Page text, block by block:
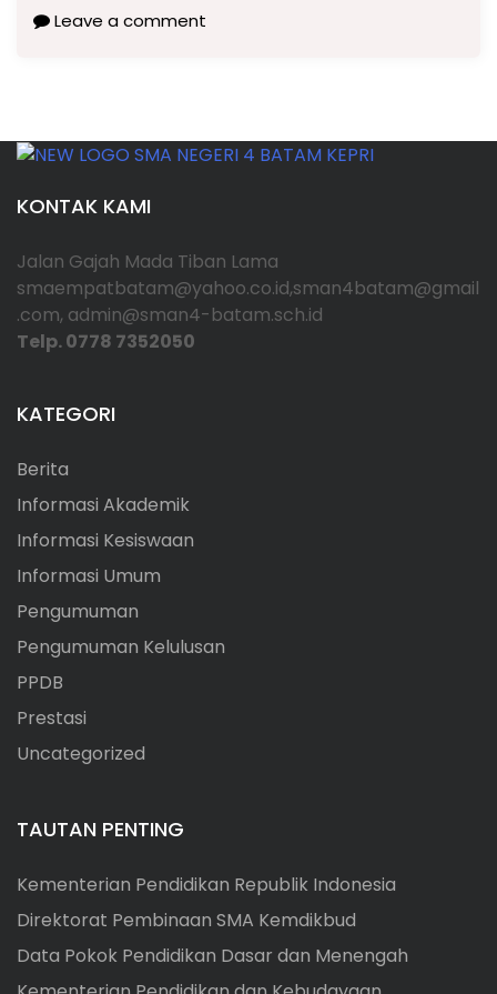
Leave a comment
KONTAK KAMI
Jalan Gajah Mada Tiban Lama
smaempatbatam@yahoo.co.id,sman4batam@gmail
.com, admin@sman4-batam.sch.id
Telp. 0778 7352050
KATEGORI
Berita
Informasi Akademik
Informasi Kesiswaan
Informasi Umum
Pengumuman
Pengumuman Kelulusan
PPDB
Prestasi
Uncategorized
TAUTAN PENTING
Kementerian Pendidikan Republik Indonesia
Direktorat Pembinaan SMA Kemdikbud
Data Pokok Pendidikan Dasar dan Menengah